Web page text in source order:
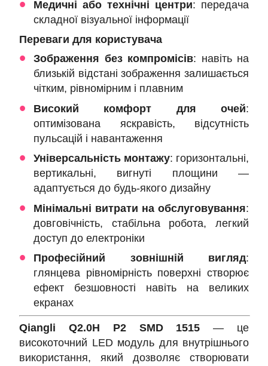
Медичні або технічні центри: передача
складної візуальної інформації
Переваги для користувача
Зображення без компромісів: навіть на
близькій відстані зображення залишається
чітким, рівномірним і плавним
Високий комфорт для очей:
оптимізована яскравість, відсутність
пульсацій і навантаження
Універсальність монтажу: горизонтальні,
вертикальні, вигнуті площини —
адаптується до будь-якого дизайну
Мінімальні витрати на обслуговування:
довговічність, стабільна робота, легкий
доступ до електроніки
Професійний зовнішній вигляд:
глянцева рівномірність поверхні створює
ефект безшовності навіть на великих
екранах
Qiangli Q2.0H P2 SMD 1515 — це
високоточний LED модуль для внутрішнього
використання, який дозволяє створювати